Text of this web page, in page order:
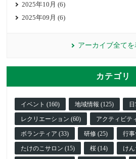
2025年10月 (6)
2025年09月 (6)
アーカイブ全てを
カテゴリ
イベント (160) 地域情報 (125)
レクリエーション (60) アクティビテ
ボランティア (33) 研修 (25) 行事
たけのこサロン (15) 桜 (14) け